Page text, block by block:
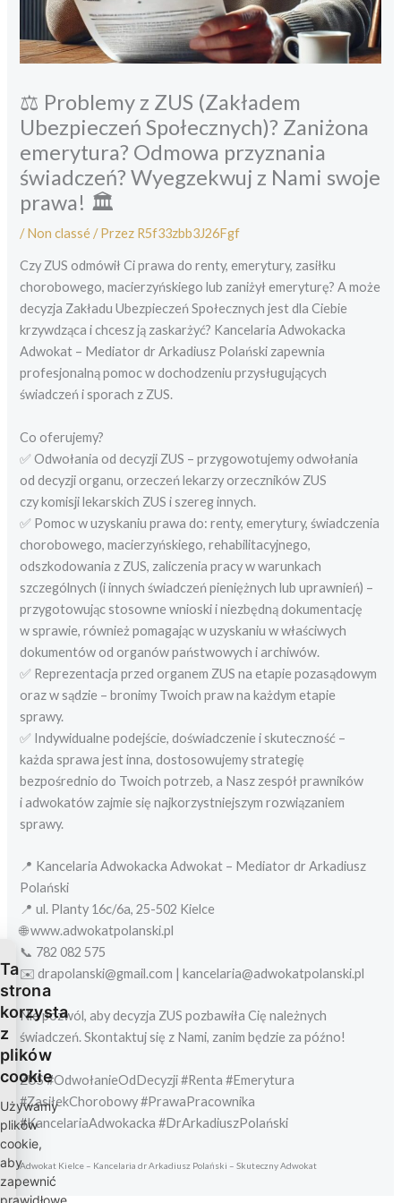
⚖️ Problemy z ZUS (Zakładem
Ubezpieczeń Społecznych)? Zaniżona
emerytura? Odmowa przyznania
świadczeń? Wyegzekwuj z Nami swoje
prawa! 🏛️
/Non classé / Przez R5f33zbb3J26Fgf
Czy ZUS odmówił Ci prawa do renty, emerytury, zasiłku
chorobowego, macierzyńskiego lub zaniżył emeryturę? A może
decyzja Zakładu Ubezpieczeń Społecznych jest dla Ciebie
krzywdząca i chcesz ją zaskarżyć? Kancelaria Adwokacka
Adwokat – Mediator dr Arkadiusz Polański zapewnia
profesjonalną pomoc w dochodzeniu przysługujących
świadczeń i sporach z ZUS.
Co oferujemy?
✅ Odwołania od decyzji ZUS – przygowotujemy odwołania
od decyzji organu, orzeczeń lekarzy orzeczników ZUS
czy komisji lekarskich ZUS i szereg innych.
✅ Pomoc w uzyskaniu prawa do: renty, emerytury, świadczenia
chorobowego, macierzyńskiego, rehabilitacyjnego,
odszkodowania z ZUS, zaliczenia pracy w warunkach
szczególnych (i innych świadczeń pieniężnych lub uprawnień) –
przygotowując stosowne wnioski i niezbędną dokumentację
w sprawie, również pomagając w uzyskaniu w właściwych
dokumentów od organów państwowych i archiwów.
✅ Reprezentacja przed organem ZUS na etapie pozasądowym
oraz w sądzie – bronimy Twoich praw na każdym etapie
sprawy.
✅ Indywidualne podejście, doświadczenie i skuteczność –
każda sprawa jest inna, dostosowujemy strategię
bezpośrednio do Twoich potrzeb, a Nasz zespół prawników
i adwokatów zajmie się najkorzystniejszym rozwiązaniem
sprawy.
📍 Kancelaria Adwokacka Adwokat – Mediator dr Arkadiusz
Polański
📍 ul. Planty 16c/6a, 25-502 Kielce
🌐 www.adwokatpolanski.pl
📞 782 082 575
✉️ drapolanski@gmail.com | kancelaria@adwokatpolanski.pl
Nie pozwól, aby decyzja ZUS pozbawiła Cię należnych
świadczeń. Skontaktuj się z Nami, zanim będzie za późno!
ZUS #OdwołanieOdDecyzji #Renta #Emerytura
#ZasiłekChorobowy #PrawaPracownika
#KancelariaAdwokacka #DrArkadiuszPolański
Adwokat Kielce – Kancelaria dr Arkadiusz Polański – Skuteczny Adwokat
Ta
strona
korzysta
z
plików
cookie
Używamy
plików
cookie,
aby
zapewnić
prawidłowe